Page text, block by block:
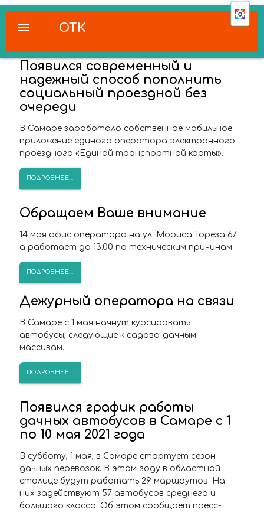
ОТК
menu
Появился современный и
надежный способ пополнить
социальный проездной без
очереди
В Самаре заработало собственное мобильное
приложение единого оператора электронного
проездного «Единой транспортной карты».
ПОДРОБНЕЕ...
Обращаем Ваше внимание
14 мая офис оператора на ул. Мориса Тореза 67
а работает до 13.00 по техническим причинам.
ПОДРОБНЕЕ...
Дежурный оператора на связи
В Самаре с 1 мая начнут курсировать
автобусы, следующие к садово-дачным
массивам.
ПОДРОБНЕЕ...
Появился график работы
дачных автобусов в Самаре с 1
по 10 мая 2021 года
В субботу, 1 мая, в Самаре стартует сезон
дачных перевозок. В этом году в областной
столице будут работать 29 маршрутов. На
них задействуют 57 автобусов среднего и
большого класса. Об этом сообщает пресс-